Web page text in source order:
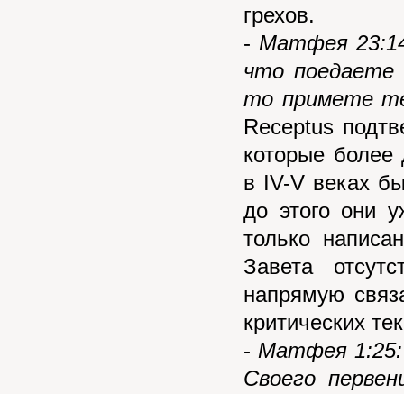
грехов.
- Матфея
что поедаете
то примете
Receptus
которые более
в IV-V веках
до этого они
только
Завета
напрямую
критических
- Матфея 1:25:
Своего